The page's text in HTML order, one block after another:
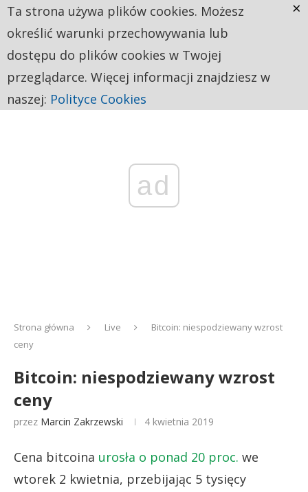
ad
Strona główna Live
Bitcoin: niespodziewany wzrost
ceny
Bitcoin: niespodziewany wzrost
ceny
przez Marcin Zakrzewski 4 kwietnia 2019
Cena bitcoina urosła o ponad 20 proc. we
wtorek 2 kwietnia, przebijając 5 tysięcy
Ta strona używa plików cookies. Możesz
określić warunki przechowywania lub
dostępu do plików cookies w Twojej
przeglądarce. Więcej informacji znajdziesz w
naszej: Polityce Cookies
×